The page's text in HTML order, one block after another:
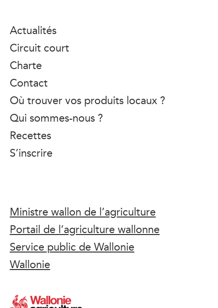
Actualités
Circuit court
Charte
Contact
Où trouver vos produits locaux ?
Qui sommes-nous ?
Recettes
S’inscrire
Ministre wallon de l’agriculture
Portail de l’agriculture wallonne
Service public de Wallonie
Wallonie